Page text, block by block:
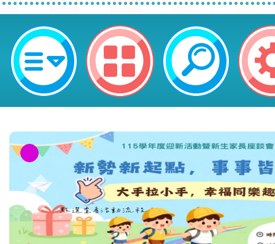
新勢國民小學 113 學年度第 1 學
代理教師甄選錄取公告(無人報名
考)-桃園市平鎮區新勢國民小學